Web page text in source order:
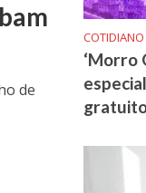
de
COTIDIANO
‘Morro